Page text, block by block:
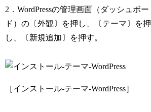
2．WordPressの管理画面（ダッシュボー
ド）の〔外観〕を押し、〔テーマ〕を押
し、〔新規追加〕を押す。
［インストール-テーマ-WordPress］